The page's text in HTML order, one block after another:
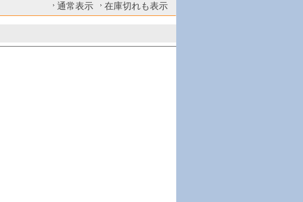
通常表示 在庫切れも表示